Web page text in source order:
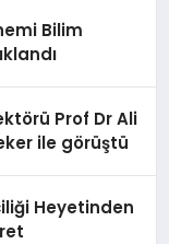
Bilim
Prof Dr Ali
ile görüştü
Heyetinden